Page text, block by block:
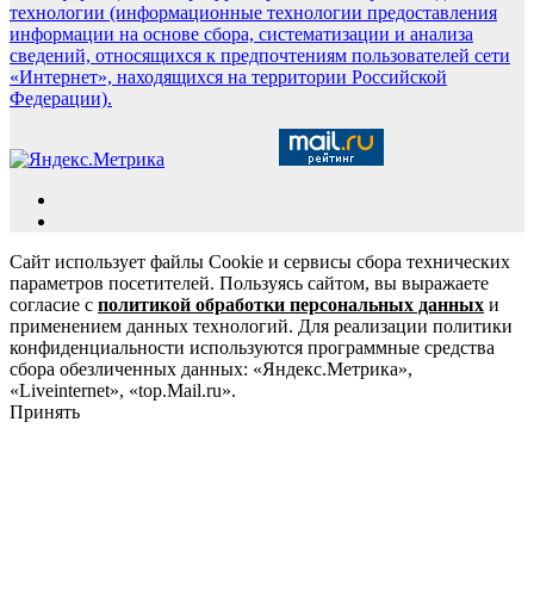
технологии (информационные технологии предоставления
информации на основе сбора, систематизации и анализа
сведений, относящихся к предпочтениям пользователей сети
«Интернет», находящихся на территории Российской
Федерации).
Сайт использует файлы Cookie и сервисы сбора технических
параметров посетителей. Пользуясь сайтом, вы выражаете
согласие с политикой обработки персональных данных и
применением данных технологий. Для реализации политики
конфиденциальности используются программные средства
сбора обезличенных данных: «Яндекс.Метрика»,
«Liveinternet», «top.Mail.ru».
Принять